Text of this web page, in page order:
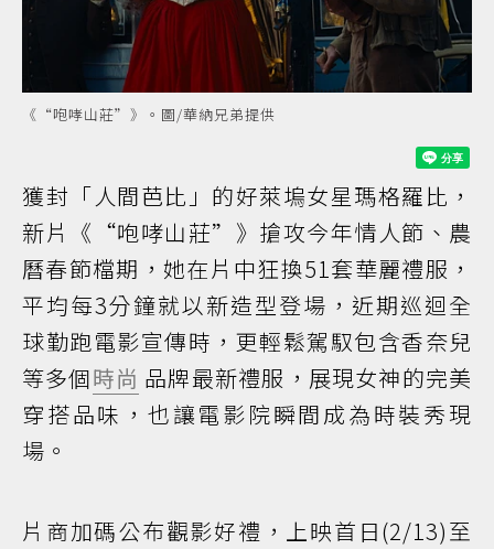
《“咆哮山莊”》。圖/華納兄弟提供
獲封「人間芭比」的好萊塢女星瑪格羅比，
新片《“咆哮山莊”》搶攻今年情人節、農
曆春節檔期，她在片中狂換51套華麗禮服，
平均每3分鐘就以新造型登場，近期巡迴全
球勤跑電影宣傳時，更輕鬆駕馭包含香奈兒
等多個時尚 品牌最新禮服，展現女神的完美
穿搭品味，也讓電影院瞬間成為時裝秀現
場。
片商加碼公布觀影好禮，上映首日(2/13)至